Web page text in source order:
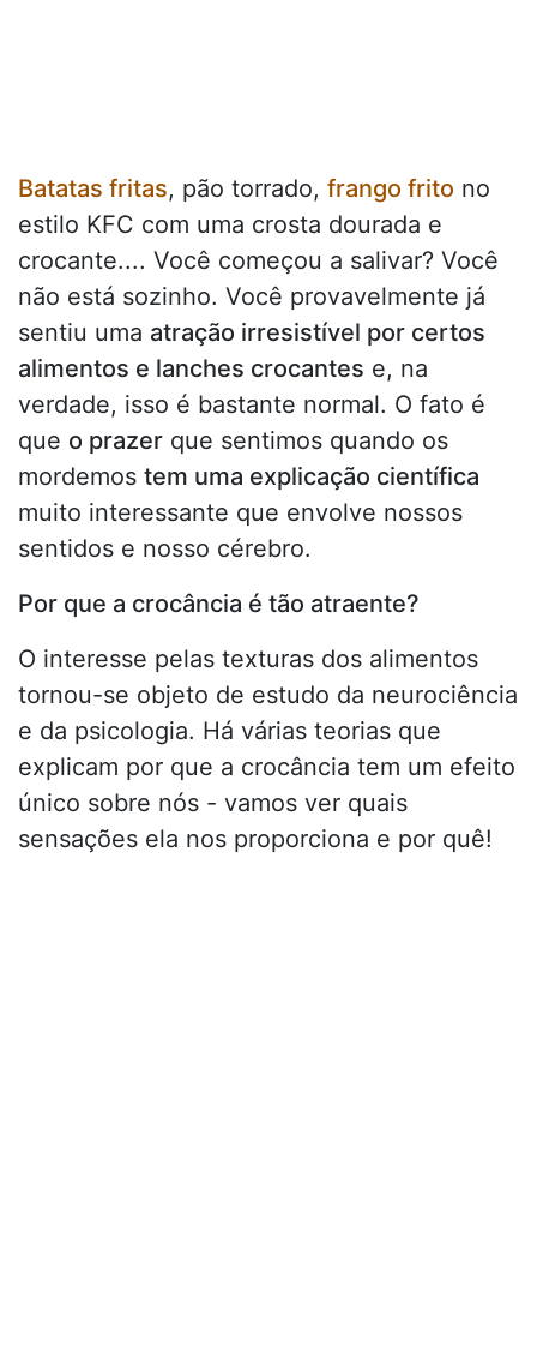
Batatas fritas, pão torrado, frango frito no
estilo KFC com uma crosta dourada e
crocante.... Você começou a salivar? Você
não está sozinho. Você provavelmente já
sentiu uma atração irresistível por certos
alimentos e lanches crocantes e, na
verdade, isso é bastante normal. O fato é
que o prazer que sentimos quando os
mordemos tem uma explicação científica
muito interessante que envolve nossos
sentidos e nosso cérebro.
Por que a crocância é tão atraente?
O interesse pelas texturas dos alimentos
tornou-se objeto de estudo da neurociência
e da psicologia. Há várias teorias que
explicam por que a crocância tem um efeito
único sobre nós - vamos ver quais
sensações ela nos proporciona e por quê!